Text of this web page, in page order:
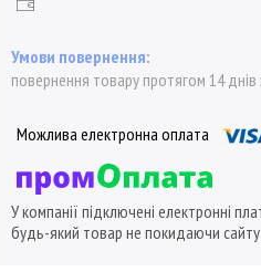
повернення товару протягом 14 днів
У компанії підключені електронні
будь-який товар не покидаючи сайту.